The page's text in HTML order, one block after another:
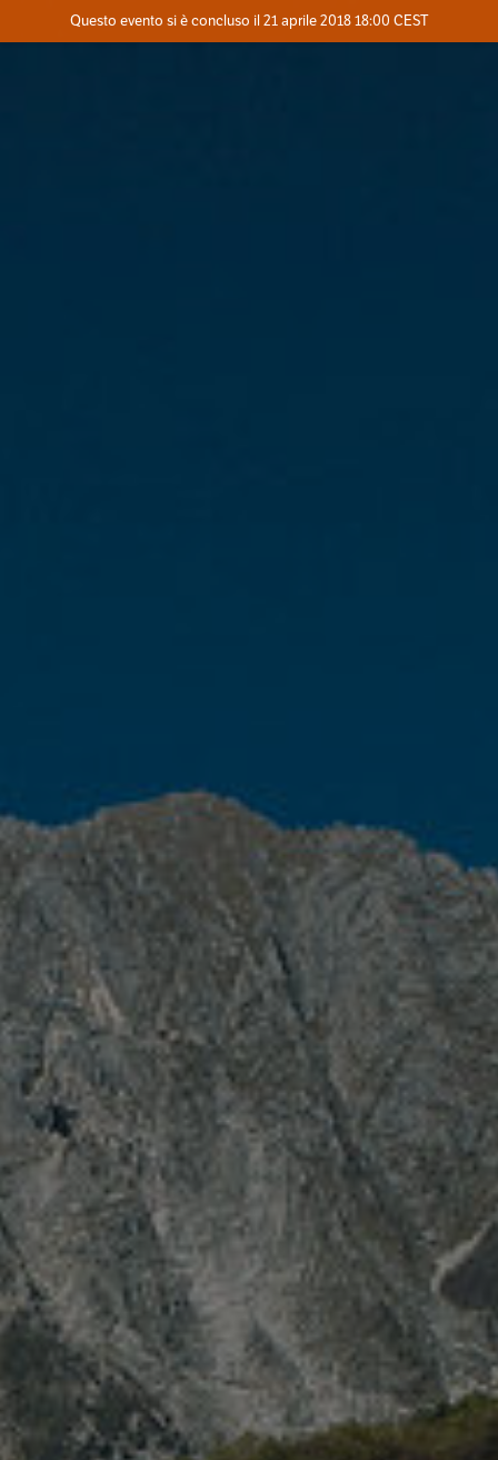
Dove
Questo evento si è concluso il 21 aprile 2018 18:00 CEST